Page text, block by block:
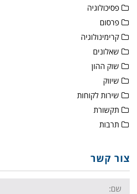
פסיכולוגיה
פרסום
קרימינולוגיה
שאלונים
שוק ההון
שיווק
שירות לקוחות
תקשורת
תרבות
צור קשר
Name: